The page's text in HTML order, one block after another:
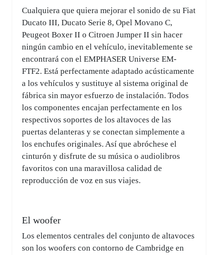
Cualquiera que quiera mejorar el sonido de su Fiat
Ducato III, Ducato Serie 8, Opel Movano C,
Peugeot Boxer II o Citroen Jumper II sin hacer
ningún cambio en el vehículo, inevitablemente se
encontrará con el EMPHASER Universe EM-
FTF2. Está perfectamente adaptado acústicamente
a los vehículos y sustituye al sistema original de
fábrica sin mayor esfuerzo de instalación. Todos
los componentes encajan perfectamente en los
respectivos soportes de los altavoces de las
puertas delanteras y se conectan simplemente a
los enchufes originales. Así que abróchese el
cinturón y disfrute de su música o audiolibros
favoritos con una maravillosa calidad de
reproducción de voz en sus viajes.
El woofer
Los elementos centrales del conjunto de altavoces
son los woofers con contorno de Cambridge en